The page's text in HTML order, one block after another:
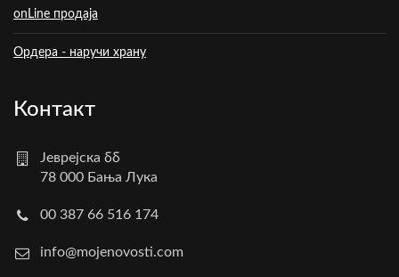
onLine продаја
Ордера - наручи храну
Контакт
Јеврејска бб
78 000 Бања Лука
00 387 66 516 174
info@mojenovosti.com